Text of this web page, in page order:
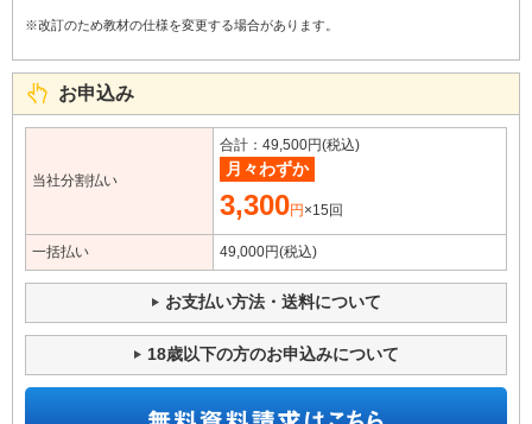
※改訂のため教材の仕様を変更する場合があります。
お申込み
当社分割払い
合計：49,500円(税込)
月々わずか
3,300円 ×15回
一括払い 49,000円(税込)
お支払い方法・送料について
18歳以下の方のお申込みについて